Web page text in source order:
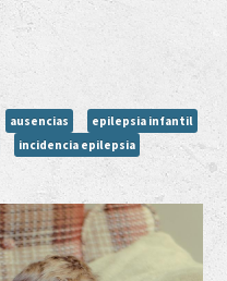
ausencias
epilepsia infantil
incidencia epilepsia